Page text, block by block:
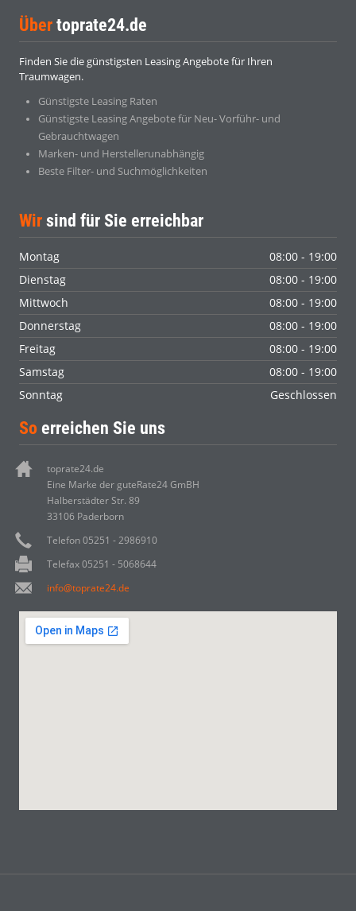
Über toprate24.de
Finden Sie die günstigsten Leasing Angebote für Ihren
Traumwagen.
Günstigste Leasing Raten
Günstigste Leasing Angebote für Neu- Vorführ- und
Gebrauchtwagen
Marken- und Herstellerunabhängig
Beste Filter- und Suchmöglichkeiten
Wir sind für Sie erreichbar
Montag
08:00 - 19:00
Dienstag
08:00 - 19:00
Mittwoch
08:00 - 19:00
Donnerstag
08:00 - 19:00
Freitag
08:00 - 19:00
Samstag
08:00 - 19:00
Sonntag
Geschlossen
So erreichen Sie uns
toprate24.de
Eine Marke der guteRate24 GmBH
Halberstädter Str. 89
33106 Paderborn
Telefon 05251 - 2986910
Telefax 05251 - 5068644
info@toprate24.de